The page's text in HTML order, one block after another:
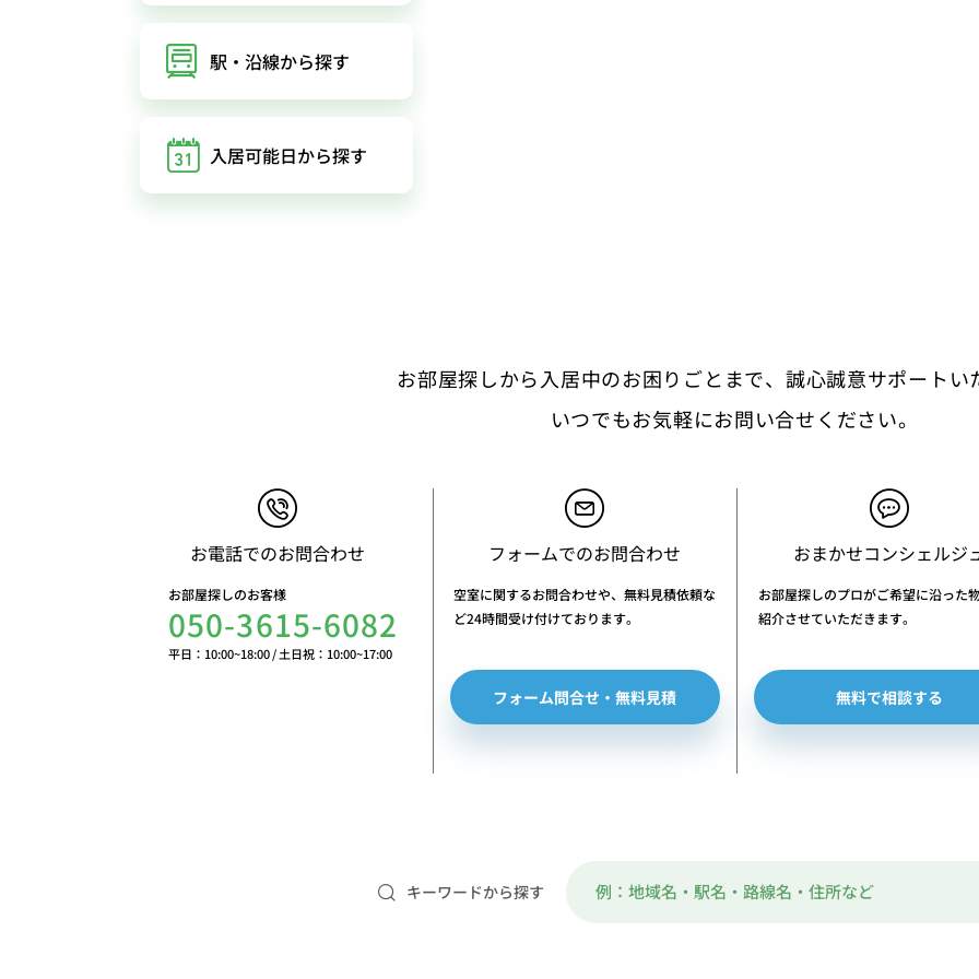
駅・沿線から探す
入居可能日から探す
お部屋探しから入居中のお困りごとまで、 誠心誠意サポートい
いつでもお気軽にお問い合せください。
お電話でのお問合わせ
お部屋探しのお客様
050-3615-6082
平日：10:00~18:00/土日祝：10:00~17:00
フォームでのお問合わせ
空室に関するお問合わせや、無料見積依頼な
ど24時間受け付けております。
フォーム問合せ・無料見積
おまかせコンシェルジ
お部屋探しのプロがご希望に沿った
紹介させていただきます。
無料で相談する
キーワードから探す